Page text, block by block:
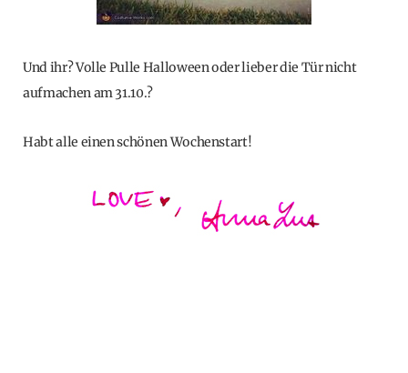
Und ihr? Volle Pulle Halloween oder lieber die Tür nicht
aufmachen am 31.10.?
Habt alle einen schönen Wochenstart!